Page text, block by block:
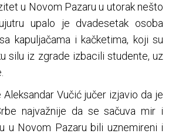
u Novom Pazaru u utorak nešto
upalo je dvadesetak osoba
kapuljačama i kačketima, koji su
silu iz zgrade izbacili studente, uz
Vučić jučer izjavio da je
najvažnije da se sačuva mir i
u Novom Pazaru bili uznemireni i